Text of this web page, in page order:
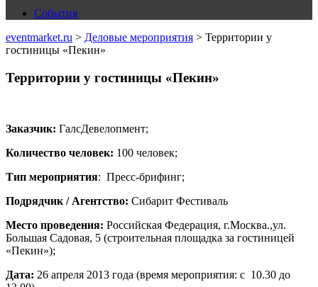
События
eventmarket.ru > Деловые мероприятия > Территории у
гостиницы «Пекин»
Территории у гостиницы «Пекин»
Заказчик: ГалсДевелопмент;
Количество человек: 100 человек;
Тип мероприятия: Пресс-брифинг;
Подрядчик / Агентство: Сибарит Фестиваль
Место проведения: Российская Федерация, г.Москва.,ул.
Большая Садовая, 5 (строительная площадка за гостиницей
«Пекин»);
Дата: 26 апреля 2013 года (время мероприятия: с 10.30 до